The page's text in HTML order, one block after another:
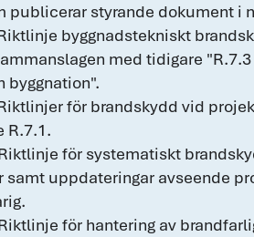
publicerar styrande dokument i
byggnadstekniskt
med tidigare
byggnation".
för brandskydd vid
R.7.1.
för systematiskt
samt uppdateringar avseende
för hantering av